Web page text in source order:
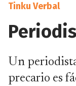
Tinku Verbal
Un
precario es